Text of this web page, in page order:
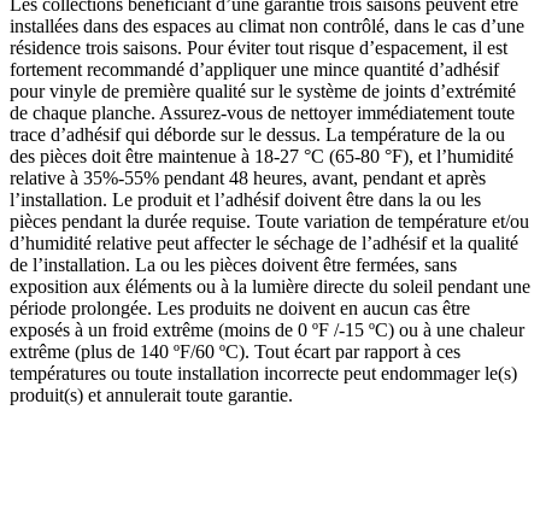
Les collections bénéficiant d’une garantie trois saisons peuvent être
installées dans des espaces au climat non contrôlé, dans le cas d’une
résidence trois saisons. Pour éviter tout risque d’espacement, il est
fortement recommandé d’appliquer une mince quantité d’adhésif
pour vinyle de première qualité sur le système de joints d’extrémité
de chaque planche. Assurez-vous de nettoyer immédiatement toute
trace d’adhésif qui déborde sur le dessus. La température de la ou
des pièces doit être maintenue à 18-27 °C (65-80 °F), et l’humidité
relative à 35%-55% pendant 48 heures, avant, pendant et après
l’installation. Le produit et l’adhésif doivent être dans la ou les
pièces pendant la durée requise. Toute variation de température et/ou
d’humidité relative peut affecter le séchage de l’adhésif et la qualité
de l’installation. La ou les pièces doivent être fermées, sans
exposition aux éléments ou à la lumière directe du soleil pendant une
période prolongée. Les produits ne doivent en aucun cas être
exposés à un froid extrême (moins de 0 ºF /-15 ºC) ou à une chaleur
extrême (plus de 140 ºF/60 ºC). Tout écart par rapport à ces
températures ou toute installation incorrecte peut endommager le(s)
produit(s) et annulerait toute garantie.